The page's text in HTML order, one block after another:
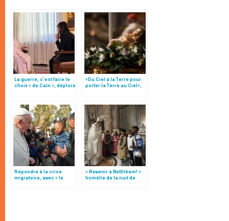
La guerre, c’est faire le
choix « de Caïn », déplore
«Du Ciel à la Terre pour
porter la Terre au Ciel»,
Répondre à la crise
migratoire, avec « le
« Revenir à Bethléem! »:
homélie de la nuit de
Noël (texte complet)